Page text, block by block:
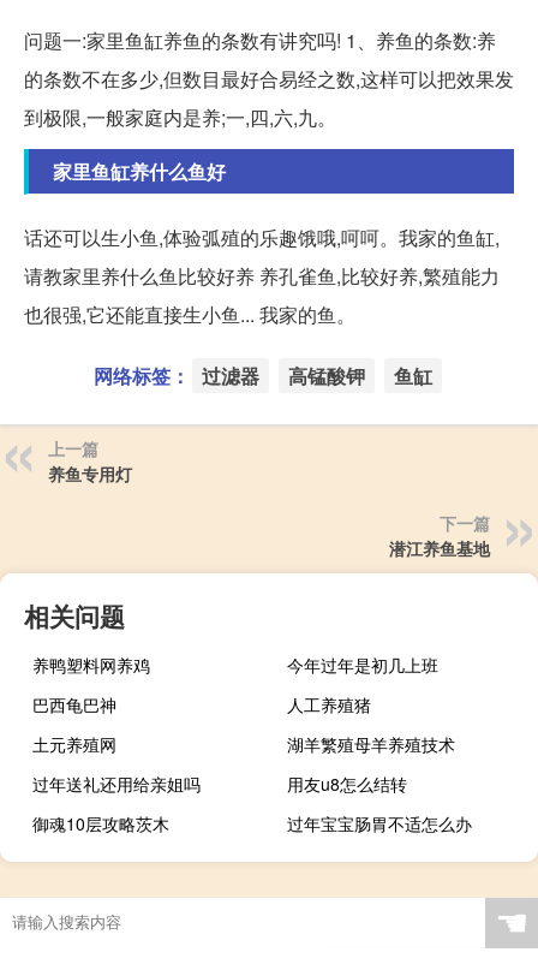
问题一:家里鱼缸养鱼的条数有讲究吗! 1、养鱼的条数:养
的条数不在多少,但数目最好合易经之数,这样可以把效果发
到极限,一般家庭内是养;一,四,六,九。
家里鱼缸养什么鱼好
话还可以生小鱼,体验弧殖的乐趣饿哦,呵呵。我家的鱼缸,
请教家里养什么鱼比较好养 养孔雀鱼,比较好养,繁殖能力
也很强,它还能直接生小鱼... 我家的鱼。
网络标签： 过滤器 高锰酸钾 鱼缸
上一篇
养鱼专用灯
下一篇
潜江养鱼基地
相关问题
养鸭塑料网养鸡
今年过年是初几上班
巴西龟巴神
人工养殖猪
土元养殖网
湖羊繁殖母羊养殖技术
过年送礼还用给亲姐吗
用友u8怎么结转
御魂10层攻略茨木
过年宝宝肠胃不适怎么办
☚